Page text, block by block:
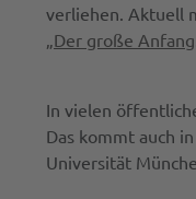
verliehen. Aktuell
„Der große
In vielen
Das kommt auch
Universität